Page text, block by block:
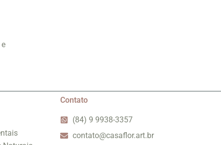
Contato
(84) 9 9938-3357
contato@casaflor.art.br